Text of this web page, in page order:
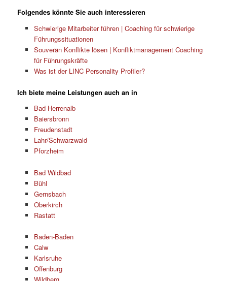
Folgendes könnte Sie auch interessieren
Schwierige Mitarbeiter führen | Coaching für schwierige
Führungssituationen
Souverän Konflikte lösen | Konfliktmanagement Coaching
für Führungskräfte
Was ist der LINC Personality Profiler?
Ich biete meine Leistungen auch an in
Bad Herrenalb
Baiersbronn
Freudenstadt
Lahr/Schwarzwald
Pforzheim
Bad Wildbad
Bühl
Gernsbach
Oberkirch
Rastatt
Baden-Baden
Calw
Karlsruhe
Offenburg